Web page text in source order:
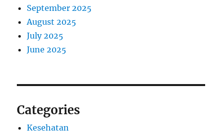
September 2025
August 2025
July 2025
June 2025
Categories
Kesehatan